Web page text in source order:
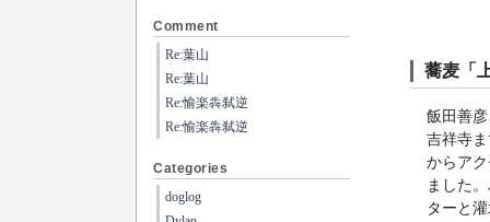
蕎麦「
飯田善
吉祥寺
からア
ました
ターと
Comment
Re:葉山
Re:葉山
Re:愉楽犇弑逆
Re:愉楽犇弑逆
Categories
doglog